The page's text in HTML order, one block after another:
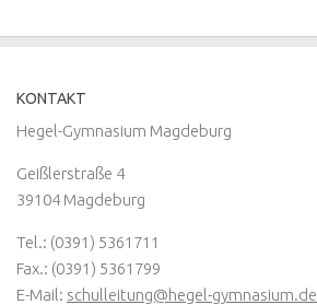
KONTAKT
Hegel-Gymnasium Magdeburg
Geißlerstraße 4
39104 Magdeburg
Tel.: (0391) 5361711
Fax.: (0391) 5361799
E-Mail: schulleitung@hegel-gymnasium.de